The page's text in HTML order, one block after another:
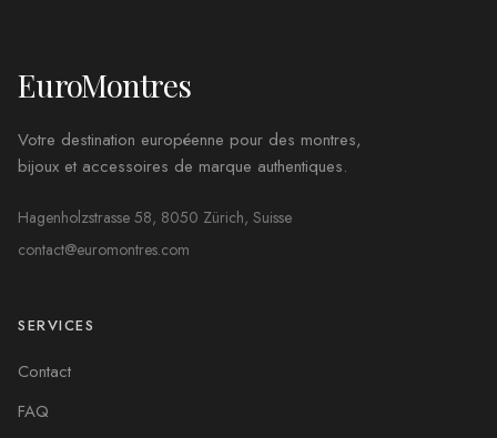
EuroMontres
Votre destination européenne pour des montres,
bijoux et accessoires de marque authentiques.
Hagenholzstrasse 58, 8050 Zürich, Suisse
contact@euromontres.com
SERVICES
Contact
FAQ